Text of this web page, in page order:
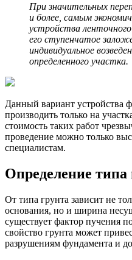
При значительных
и более, самым
устройства
его ступенчатое
индивидуальное
определенного участка.
Данный вариант устройства
производить только на
стоимость таких работ
проведение можно только
специалистам.
Определение типа
От типа грунта зависит не
основания, но и ширина
существует фактор пучения
свойство грунта может
разрушениям фундамента и